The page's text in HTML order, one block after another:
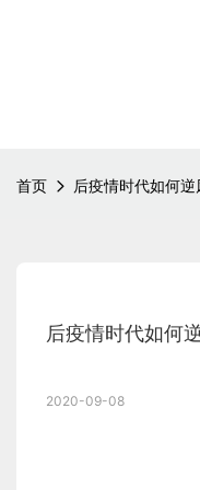
首页 后疫情时代如何
后疫情时代如何
2020-09-08